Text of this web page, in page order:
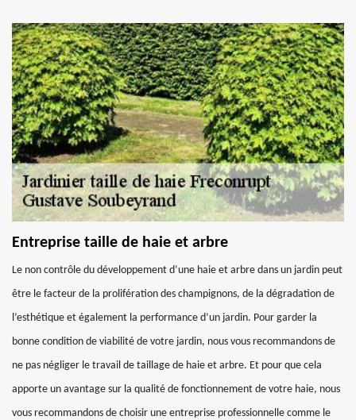
Entreprise taille de haie et arbre
Le non contrôle du développement d’une haie et arbre dans un jardin peut
être le facteur de la prolifération des champignons, de la dégradation de
l’esthétique et également la performance d’un jardin. Pour garder la
bonne condition de viabilité de votre jardin, nous vous recommandons de
ne pas négliger le travail de taillage de haie et arbre. Et pour que cela
apporte un avantage sur la qualité de fonctionnement de votre haie, nous
vous recommandons de choisir une entreprise professionnelle comme le